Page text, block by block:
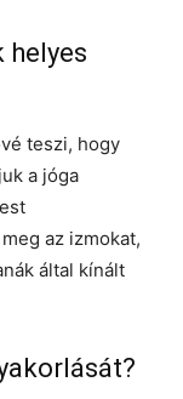
helyes
teszi, hogy
a jóga
az izmokat,
által kínált